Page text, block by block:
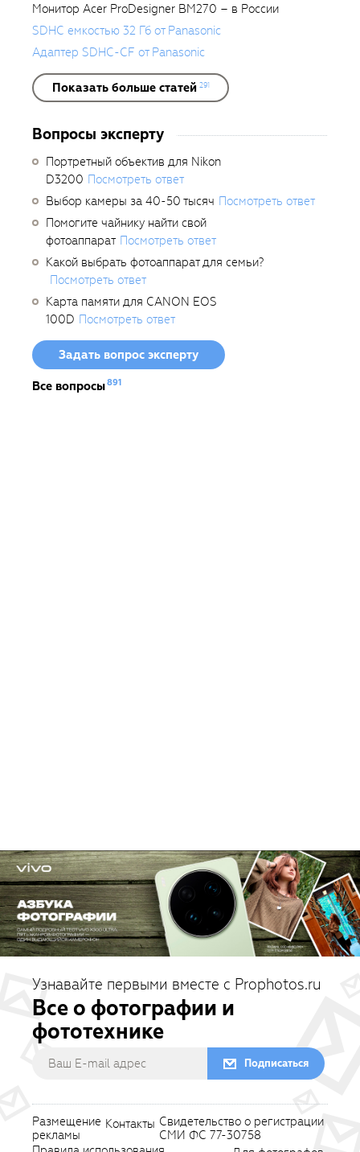
Монитор Acer ProDesigner BM270 – в России
SDHC емкостью 32 Гб от Panasonic
Адаптер SDHC-CF от Panasonic
Показать больше статей 291
Вопросы эксперту
Портретный объектив для Nikon
D3200 Посмотреть ответ
Выбор камеры за 40-50 тысяч Посмотреть ответ
Помогите чайнику найти свой
фотоаппарат Посмотреть ответ
Какой выбрать фотоаппарат для семьи?
Посмотреть ответ
Карта памяти для CANON EOS
100D Посмотреть ответ
Задать вопрос эксперту
Все вопросы891
Узнавайте первыми вместе с Prophotos.ru
Все о фотографии и
фототехнике
Подписаться
Размещение
рекламы
Контакты Свидетельство о регистрации
СМИ ФС 77-30758